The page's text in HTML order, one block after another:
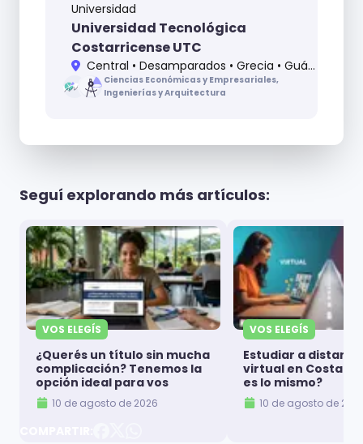
Universidad
Universidad Tecnológica
Costarricense UTC
Central • Desamparados • Grecia • Guápiles • Parrita • Pérez Zeledón
Ciencias Económicas y Empresariales,
Ingenierías y Arquitectura
Seguí explorando más artículos:
VOS ELEGÍS
¿Querés un título sin mucha
complicación? Tenemos la
opción ideal para vos
10 de agosto de 2026
VOS ELEGÍS
Estudiar a
virtual en Costa
es lo mismo?
10 de agosto de